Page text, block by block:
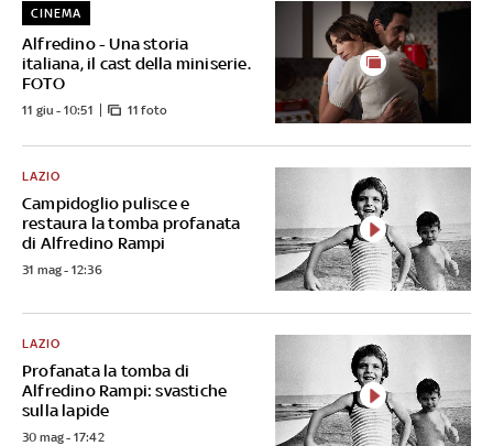
Alfredino - Una storia
italiana, il cast della miniserie.
FOTO
CINEMA
11 giu - 10:51 11 foto
Campidoglio pulisce e
restaura la tomba profanata
di Alfredino Rampi
LAZIO
31 mag - 12:36
Profanata la tomba di
Alfredino Rampi: svastiche
sulla lapide
LAZIO
30 mag - 17:42